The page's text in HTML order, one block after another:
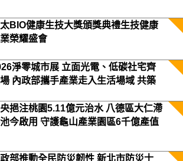
BIO健康生技大獎頒獎典禮生技健康
榮耀盛會
淨零城市展 立面光電、低碳社宅齊
內政部攜手產業走入生活場域 共築
挹注桃園5.11億元治水 八德區大仁滯
今啟用 守護龜山產業園區6千億產值
部推動全民防災韌性 新北市防災士